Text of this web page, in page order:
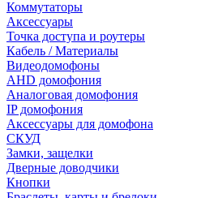
Коммутаторы
Аксессуары
Точка доступа и роутеры
Кабель / Материалы
Видеодомофоны
AHD домофония
Аналоговая домофония
IP домофония
Аксессуары для домофона
СКУД
Замки, защелки
Дверные доводчики
Кнопки